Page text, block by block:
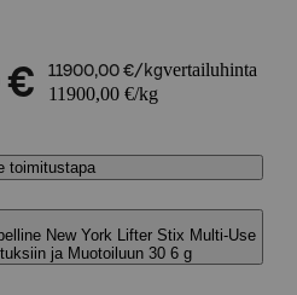
€ 11900,00 €/kgvertailuhinta
11900,00 €/kg
toimitustapa
New York Lifter Stix Multi-Use
ja Muotoiluun 30 6 g